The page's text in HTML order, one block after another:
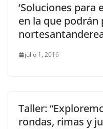
‘Soluciones para
en la que
julio 1, 2016
Taller:
rondas, rimas y